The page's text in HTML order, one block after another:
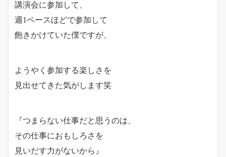
講演会に参加して、
週1ペースほどで参加して
飽きかけていた僕ですが、
ようやく参加する楽しさを
見出せてきた気がします笑
『つまらない仕事だと思うのは、
その仕事におもしろさを
見いだす力がないから』